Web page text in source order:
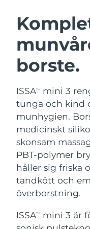
borste.
ISSATM
mini 3
tunga och kind
munhygien.
medicinskt
skonsam
PBT-polymer
håller sig friska
tandkött och
överborstning.
ISSATM
mini 3 är
Ansiktsrengöring
Anti-
For
Återfuktning
Deep
UFO™
Near-
device
issa™
Hybrid
issa™
FAQ™ ANTI-
Anti-aging
Österrike
Bahrain
Belgien
Bermuda
Bosnien och
Hercegovina
Brunei
Bulgarien
Kanada
Chile